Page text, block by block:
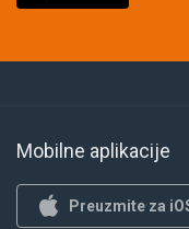
Mobilne aplikacije
Preuzmite za